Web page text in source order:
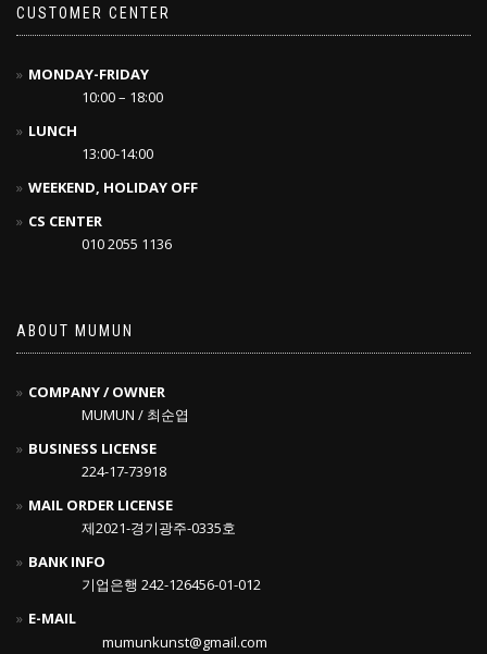
CUSTOMER CENTER
MONDAY-FRIDAY
10:00 – 18:00
LUNCH
13:00-14:00
WEEKEND, HOLIDAY OFF
CS CENTER
010 2055 1136
ABOUT MUMUN
COMPANY / OWNER
MUMUN / 최순엽
BUSINESS LICENSE
224-17-73918
MAIL ORDER LICENSE
제2021-경기광주-0335호
BANK INFO
기업은행 242-126456-01-012
E-MAIL
mumunkunst@gmail.com